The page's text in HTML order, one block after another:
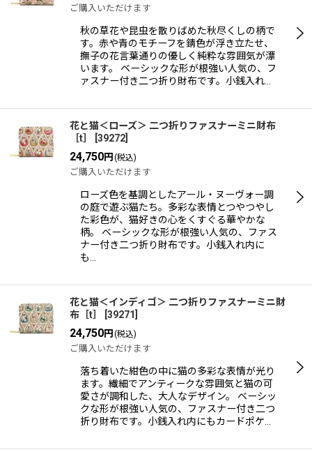
ご購入いただけます
秋の草花や昆虫を散りばめた秋尽くしの柄で
す。赤や青のモチーフを錆色が浮き立たせ、
撫子の花言葉通りの優しく純粋な雰囲気が漂
います。 ベーシックな形が根強い人気の、フ
ァスナー付き二つ折り財布です。小銭入れ…
花と猫＜ローズ＞ 二つ折りファスナーミニ財布
［t］
[39272]
24,750円(税込)
ご購入いただけます
ローズ色を基調としたアール・ヌーヴォー調
の庭で遊ぶ猫たち。多彩な表情とつやつやし
た彩色が、猫好きの心をくすぐる華やかな
柄。 ベーシックな形が根強い人気の、ファス
ナー付き二つ折り財布です。小銭入れ内に
も…
花と猫＜インディゴ＞ 二つ折りファスナーミニ財
布［t］
[39271]
24,750円(税込)
ご購入いただけます
落ち着いた紺色の中に猫の多彩な表情が光り
ます。繊細でアンティークな雰囲気と猫の可
愛さが調和した、大人なデザイン。 ベーシッ
クな形が根強い人気の、ファスナー付き二つ
折り財布です。小銭入れ内にもカードポケ…